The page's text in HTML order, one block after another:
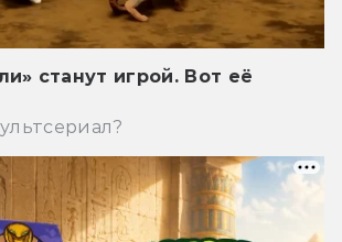
станут игрой. Вот её